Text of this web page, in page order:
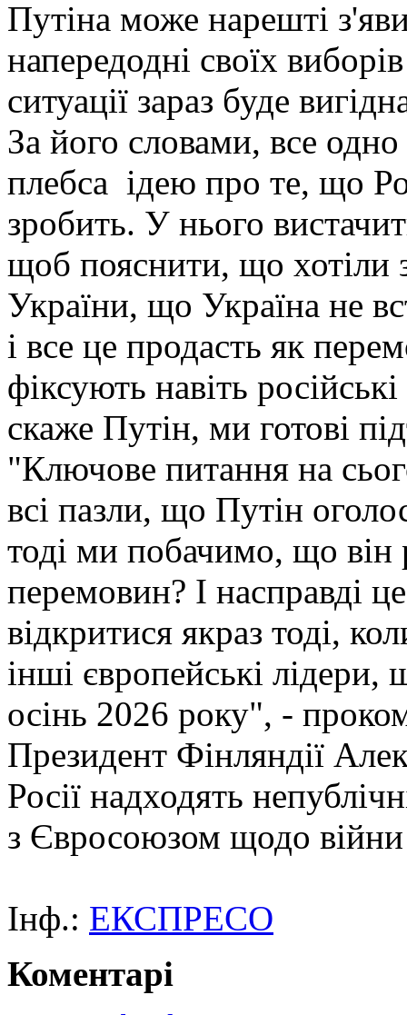
Путіна може нарешті
напередодні своїх
ситуації зараз буде
За його словами, все
плебса ідею про те, що
зробить. У нього
щоб пояснити, що хотіли
України, що Україна не
і все це продасть як
фіксують навіть
скаже Путін, ми готові
"Ключове питання на
всі пазли, що Путін
тоді ми побачимо, що він
перемовин? І насправді
відкритися якраз тоді,
інші європейські
осінь 2026 року", -
Президент Фінляндії
Росії надходять
з Євросоюзом щодо війни
Інф.: ЕКСПРЕСО
Коментарі